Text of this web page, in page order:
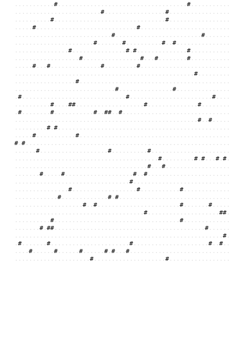
. . . . . . . . . . . #. . . . . . . . . . . . . . . . . . . . . . . . . . . . . . . . . . . . #. . . . . . . . . . .
. . . . . . . . . . . . . . . . . . . . . . . . #. . . . . . . . . . . . . . . . . #. . . . . . . . . . . . . . . . .
. . . . . . . . . . #. . . . . . . . . . . . . . . . . . . . . . . . . . . . . . . #. . . . . . . . . . . . . . . . .
. . . . . #. . . . . . . . . . . . . . . . . . . . . . . . . . . . #. . . . . . . . . . . . . . . . . . . . . . . . .
. . . . . . . . . . . . . . . . . . . . . . . . . . . #. . . . . . . . . . . . . . . . . . . . . . . . #. . . . . . .
. . . . . . . . . . . . . . . . . . . . . . #. . . . . . . #. . . . . . . . . . #. . #. . . . . . . . . . . . . . .
. . . . . . . . . . . . . . . #. . . . . . . . . . . . . . . #. #. . . . . . . . . . . . . . #. . . . . . . . . . .
. . . . . . . . . . . . . . . . . . #. . . . . . . . . . . . . . . . #. . . #. . . . . . . . #. . . . . . . . . . .
. . . . . #. . . #. . . . . . . . . . . . . . #. . . . . . . . . #. . . . . . . . . . . . . . . . . . . . . . . . .
. . . . . . . . . . . . . . . . . . . . . . . . . . . . . . . . . . . . . . . . . . . . . . . . . . #. . . . . . . . .
. . . . . . . . . . . . . . . . . #. . . . . . . . . . . . . . . . . . . . . . . . . . . . . . . . . . . . . . . . . .
. . . . . . . . . . . . . . . . . . . . . . . . . . . . #. . . . . . . . . . . . . . . #. . . . . . . . . . . . . . .
. #. . . . . . . . . . . . . . . . . . . . . . . . . . . . . #. . . . . . . . . . . . . . . . . . . . . . . #. . . .
. . . . . . . . . . #. . . . ##. . . . . . . . . . . . . . . . . . . #. . . . . . . . . . . . . . #. . . . . . . .
. #. . . . . . . . #. . . . . . . . . . . #. . ##. . #. . . . . . . . . . . . . . . . . . . . . . . . . . . . . .
. . . . . . . . . . . . . . . . . . . . . . . . . . . . . . . . . . . . . . . . . . . . . . . . . . . #. . #. . . . .
. . . . . . . . . #. #. . . . . . . . . . . . . . . . . . . . . . . . . . . . . . . . . . . . . . . . . . . . . . . .
. . . . . #. . . . . . . . . . . #. . . . . . . . . . . . . . . . . . . . . . . . . . . . . . . . . . . . . . . . . .
#. #. . . . . . . . . . . . . . . . . . . . . . . . . . . . . . . . . . . . . . . . . . . . . . . . . . . . . . . . .
. . . . . . #. . . . . . . . . . . . . . . . . . . #. . . . . . . . . . #. . . . . . . . . . . . . . . . . . . . . .
. . . . . . . . . . . . . . . . . . . . . . . . . . . . . . . . . . . . . . . . #. . . . . . . . . #. #. . . #. #.
. . . . . . . . . . . . . . . . . . . . . . . . . . . . . . . . . . . . . #. . . #. . . . . . . . . . . . . . . . . .
. . . . . . . #. . . . . #. . . . . . . . . . . . . . . . . . . #. . #. . . . . . . . . . . . . . . . . . . . . . .
. . . . . . . . . . . . . . . . . . . . . . . . . . . . . . . . #. . . . . . . . . . . . . . . . . . . . . . . . . . .
. . . . . . . . . . . . . . . #. . . . . . . . . . . . . . . . . . #. . . . . . . . . . . #. . . . . . . . . . . . .
. . . . . . . . . . . . #. . . . . . . . . . . . . #. #. . . . . . . . . . . . . . . . . . . . . . . . . . . . . . .
. . . . . . . . . . . . . . . . . . . #. . #. . . . . . . . . . . . . . . . . . . . . . . #. . . . . . . #. . . . .
. . . . . . . . . . . . . . . . . . . . . . . . . . . . . . . . . . . . #. . . . . . . . . . . . . . . . . . . . ##.
. . . . . . . . . . #. . . . . . . . . . . . . . . . . . . . . . . . . . . . . . . . . . . #. . . . . . . . . . . . .
. . . . . . . #. ##. . . . . . . . . . . . . . . . . . . . . . . . . . . . . . . . . . . . . . . . . . #. . . . . .
. . . . . . . . . . . . . . . . . . . . . . . . . . . . . . . . . . . . . . . . . . . . . . . . . . . . . . . . . . #.
. #. . . . . . . #. . . . . . . . . . . . . . . . . . . . . . #. . . . . . . . . . . . . . . . . . . . . #. . #. .
. . . . #. . . . . . #. . . . . . #. . . . . . #. #. . . #. . . . . . . . . . . . . . . . . . . . . . . . . . . .
. . . . . . . . . . . . . . . . . . . . . #. . . . . . . . . . . . . . . . . . . . #. . . . . . . . . . . . . . . . .